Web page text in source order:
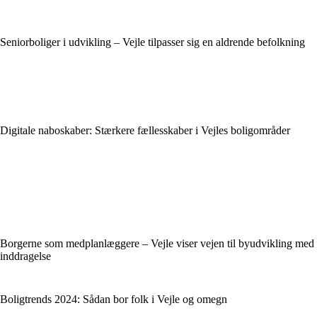
Seniorboliger i udvikling – Vejle tilpasser sig en aldrende befolkning
Digitale naboskaber: Stærkere fællesskaber i Vejles boligområder
Borgerne som medplanlæggere – Vejle viser vejen til byudvikling med
inddragelse
Boligtrends 2024: Sådan bor folk i Vejle og omegn